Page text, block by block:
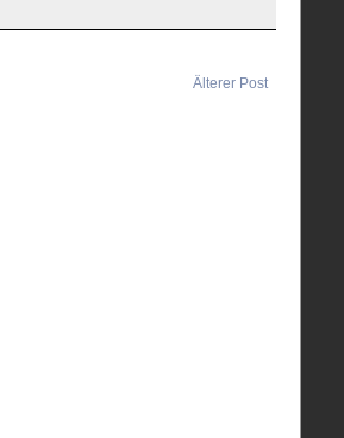
Älterer Post